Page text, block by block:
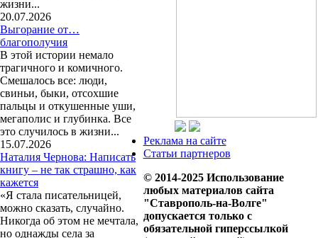
жизни...
20.07.2026
Выгорание от…
благополучия
В этой истории немало
трагичного и комичного.
Смешалось все: люди,
свиньи, быки, отсохшие
пальцы и откушенные уши,
мегаполис и глубинка. Все
это случилось в жизни...
15.07.2026
Наталия Чернова: Написать
книгу – не так страшно, как
кажется
«Я стала писательницей,
можно сказать, случайно.
Никогда об этом не мечтала,
но однажды села за
Реклама на сайте
Статьи партнеров
© 2014-2025 Использование
любых материалов сайта
"Ставрополь-на-Волге"
допускается только с
обязательной гиперссылкой